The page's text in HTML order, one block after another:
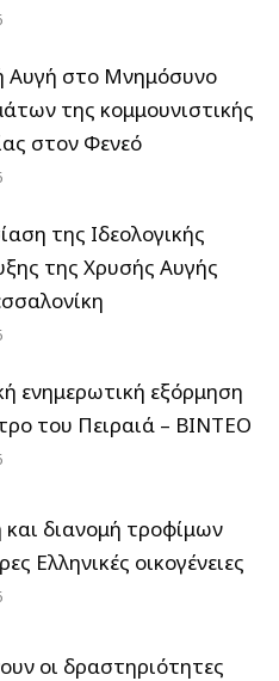
Αυγή στο Μνημόσυνο
της κομμουνιστικής
στον Φενεό
της Ιδεολογικής
της Χρυσής Αυγής
ενημερωτική εξόρμηση
του Πειραιά – ΒΙΝΤΕΟ
και διανομή τροφίμων
Ελληνικές οικογένειες
οι δραστηριότητες